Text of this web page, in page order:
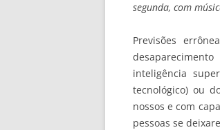
segunda, com
Previsões
inteligência
tecnológico) ou
nossos e com
pessoas se